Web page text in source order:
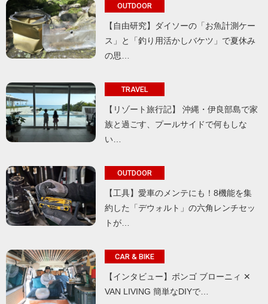
OUTDOOR
【自由研究】ダイソーの「お魚計測ケー
ス」と「釣り用活かしバケツ」で夏休み
の思…
TRAVEL
【リゾート旅行記】 沖縄・伊良部島で家
族と過ごす、プールサイドで何もしな
い…
OUTDOOR
【工具】愛車のメンテにも！8機能を集
約した「デウォルト」の六角レンチセッ
トが…
CAR & BIKE
【インタビュー】ボンゴ ブローニィ ✕
VAN LIVING 簡単なDIYで…